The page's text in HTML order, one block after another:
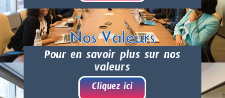
Nos Valeurs
Pour en savoir plus sur nos
valeurs
Cliquez ici